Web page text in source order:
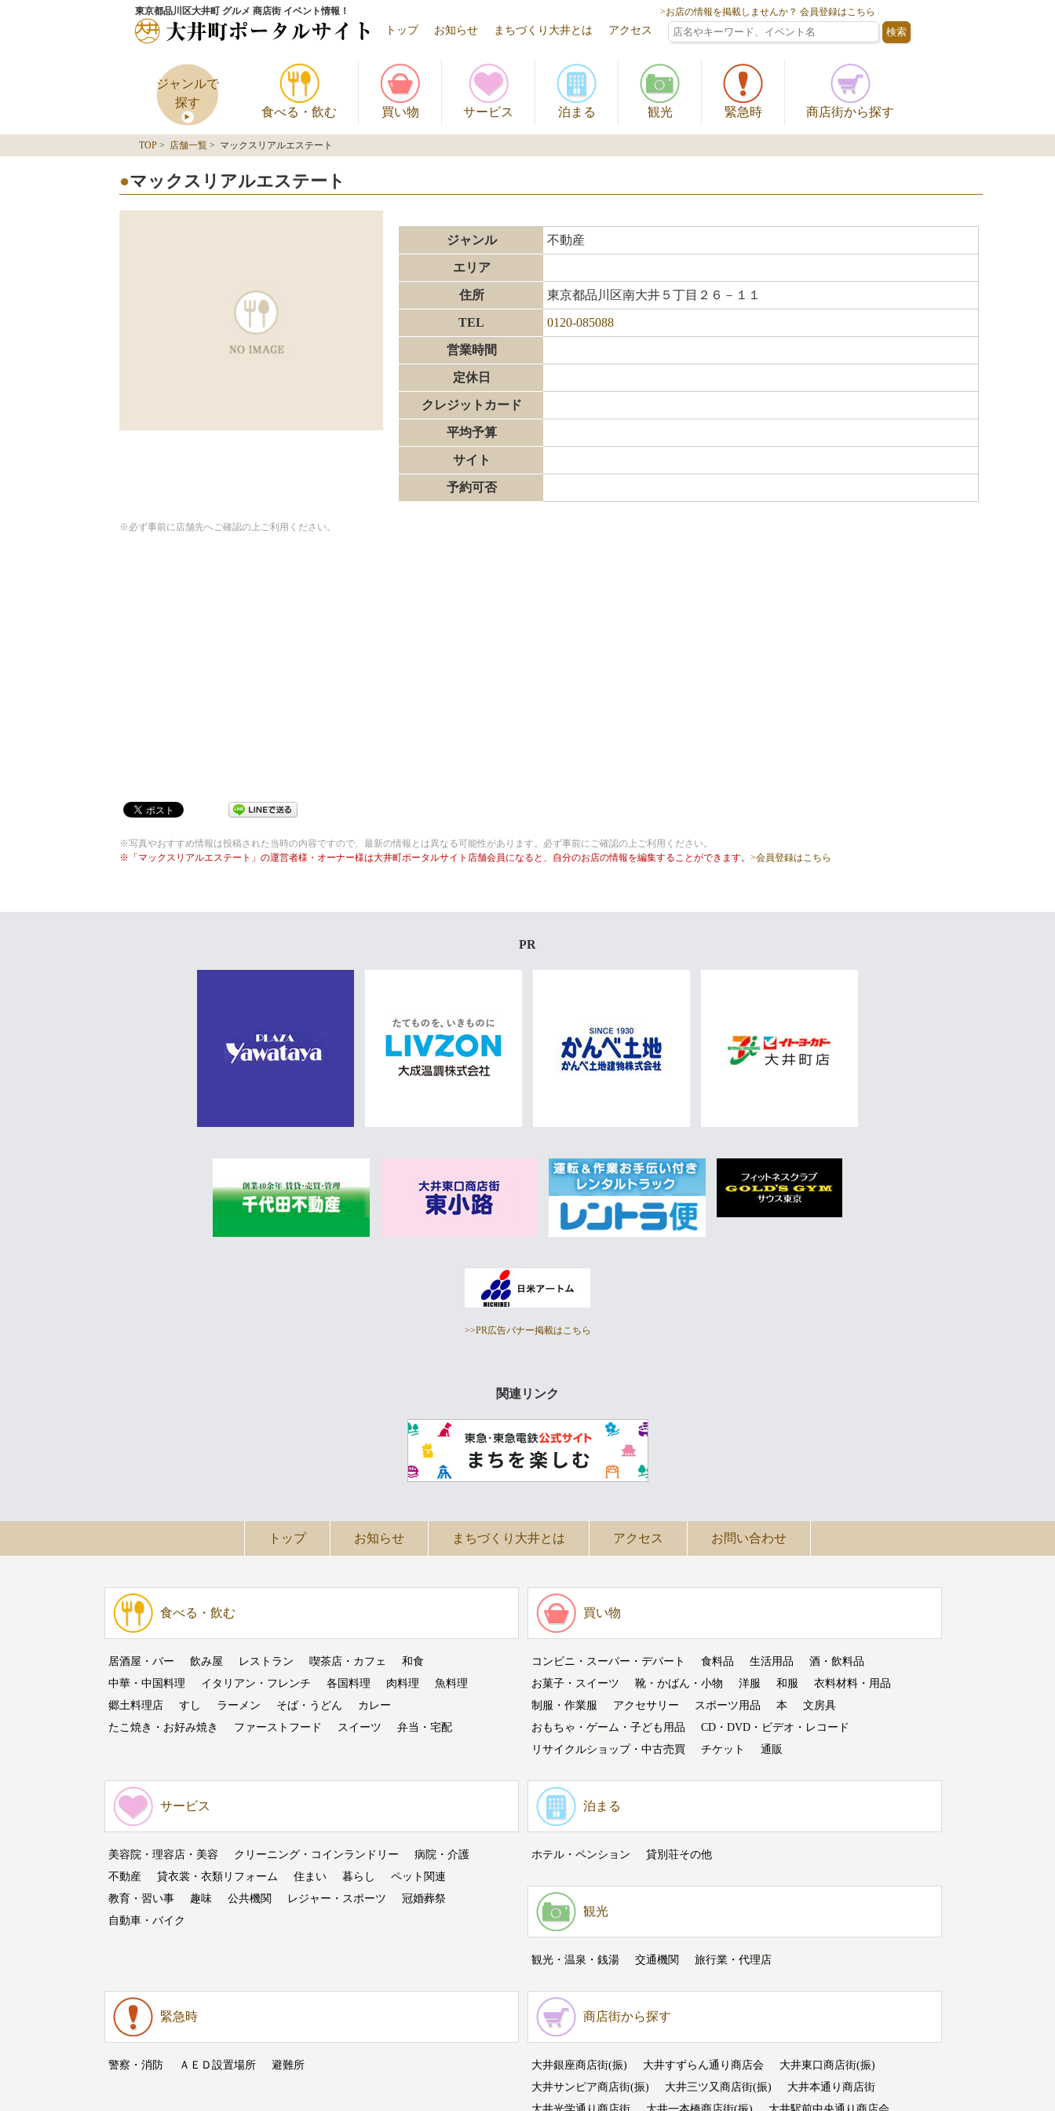
東京都品川区大井町 グルメ 商店街 イベント情報！ >お店の情報を掲載しませんか？ 会員登録はこちら
トップ お知らせ まちづくり大井とは アクセス
ジャンルで
探す
食べる・飲む 買い物 サービス 泊まる 観光 緊急時 商店街から探す
TOP > 店舗一覧 > マックスリアルエステート
マックスリアルエステート
ジャンル 不動産
エリア
住所 東京都品川区南大井５丁目２６－１１
TEL 0120-085088
営業時間
定休日
クレジットカード
平均予算
サイト
予約可否
※必ず事前に店舗先へご確認の上ご利用ください。
※写真やおすすめ情報は投稿された当時の内容ですので、最新の情報とは異なる可能性があります。必ず事前にご確認の上ご利用ください。
※「マックスリアルエステート」の運営者様・オーナー様は大井町ポータルサイト店舗会員になると、自分のお店の情報を編集することができます。 >会員登録はこちら
PR
>>PR広告バナー掲載はこちら
関連リンク
トップ お知らせ まちづくり大井とは アクセス お問い合わせ
食べる・飲む
居酒屋・バー 飲み屋 レストラン 喫茶店・カフェ
和食
中華・中国料理
イタリアン・フレンチ 各国料理 肉料理
魚料理
郷土料理店
すし ラーメン そば・うどん
カレー
たこ焼き・お好み焼き
ファーストフード スイーツ 弁当・宅配
買い物
コンビニ・スーパー・デパート 食料品 生活用品
酒・飲料品
お菓子・スイーツ
靴・かばん・小物 洋服 和服
衣料材料・用品
制服・作業服
アクセサリー スポーツ用品 本
文房具
おもちゃ・ゲーム・子ども用品
CD・DVD・ビデオ・レコード
リサイクルショップ・中古売買
チケット 通販
サービス
美容院・理容店・美容 クリーニング・コインランドリー
病院・介護
不動産
貸衣裳・衣類リフォーム 住まい 暮らし
ペット関連
教育・習い事
趣味 公共機関 レジャー・スポーツ
冠婚葬祭
自動車・バイク
泊まる
ホテル・ペンション 貸別荘その他
観光
観光・温泉・銭湯 交通機関 旅行業・代理店
緊急時
警察・消防 ＡＥＤ設置場所 避難所
商店街から探す
大井銀座商店街(振) 大井すずらん通り商店会
大井東口商店街(振)
大井サンピア商店街(振)
大井三ツ又商店街(振)
大井本通り商店街